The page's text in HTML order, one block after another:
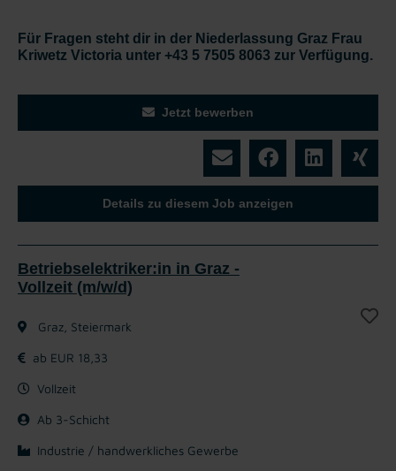
Für Fragen steht dir in der Niederlassung Graz Frau
Kriwetz Victoria unter +43 5 7505 8063 zur Verfügung.
Jetzt bewerben
Details zu diesem Job anzeigen
Betriebselektriker:in in Graz -
Vollzeit (m/w/d)
Graz, Steiermark
ab EUR 18,33
Vollzeit
Ab 3-Schicht
Industrie / handwerkliches Gewerbe